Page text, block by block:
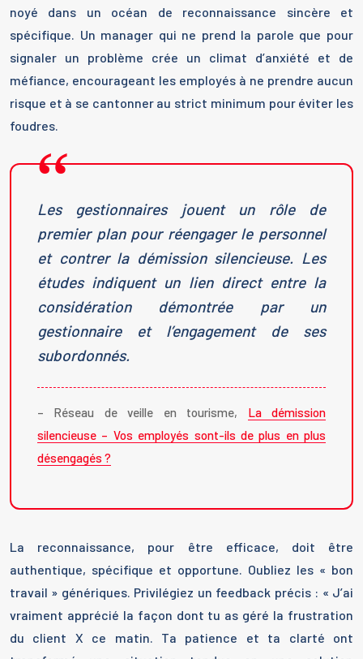
noyé dans un océan de reconnaissance sincère et
spécifique. Un manager qui ne prend la parole que pour
signaler un problème crée un climat d’anxiété et de
méfiance, encourageant les employés à ne prendre aucun
risque et à se cantonner au strict minimum pour éviter les
foudres.
Les gestionnaires jouent un rôle de
premier plan pour réengager le personnel
et contrer la démission silencieuse. Les
études indiquent un lien direct entre la
considération démontrée par un
gestionnaire et l’engagement de ses
subordonnés.
– Réseau de veille en tourisme, La démission
silencieuse – Vos employés sont-ils de plus en plus
désengagés ?
La reconnaissance, pour être efficace, doit être
authentique, spécifique et opportune. Oubliez les « bon
travail » génériques. Privilégiez un feedback précis : « J’ai
vraiment apprécié la façon dont tu as géré la frustration
du client X ce matin. Ta patience et ta clarté ont